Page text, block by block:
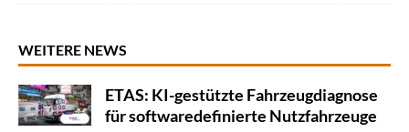
WEITERE NEWS
ETAS: KI-gestützte Fahrzeugdiagnose
für softwaredefinierte Nutzfahrzeuge